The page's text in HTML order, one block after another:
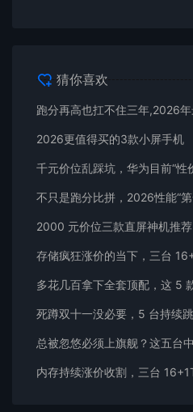
猜你喜欢
2026更值得买的3款小屏手机
2000 元价位三款直屏神机推荐